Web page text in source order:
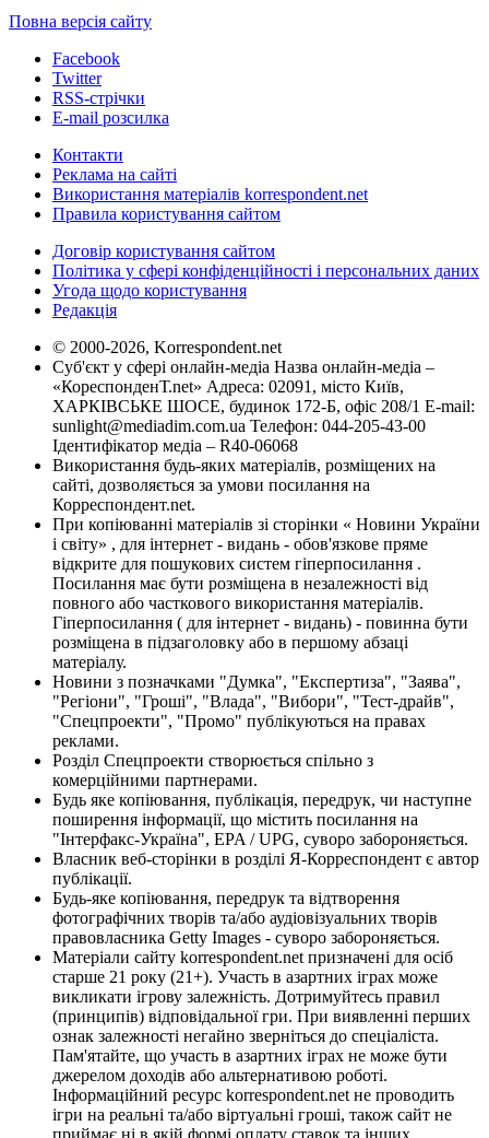
Повна версія сайту
Facebook
Twitter
RSS-стрічки
E-mail розсилка
Контакти
Реклама на сайті
Використання матеріалів korrespondent.net
Правила користування сайтом
Договір користування сайтом
Політика у сфері конфіденційності і персональних даних
Угода щодо користування
Редакція
© 2000-2026, Korrespondent.net
Суб'єкт у сфері онлайн-медіа Назва онлайн-медіа –
«КореспонденТ.net» Адреса: 02091, місто Київ,
ХАРКІВСЬКЕ ШОСЕ, будинок 172-Б, офіс 208/1 E-mail:
sunlight@mediadim.com.ua Телефон: 044-205-43-00
Ідентифікатор медіа – R40-06068
Використання будь-яких матеріалів, розміщених на
сайті, дозволяється за умови посилання на
Корреспондент.net.
При копіюванні матеріалів зі сторінки « Новини України
і світу» , для інтернет - видань - обов'язкове пряме
відкрите для пошукових систем гіперпосилання .
Посилання має бути розміщена в незалежності від
повного або часткового використання матеріалів.
Гіперпосилання ( для інтернет - видань) - повинна бути
розміщена в підзаголовку або в першому абзаці
матеріалу.
Новини з позначками "Думка", "Експертиза", "Заява",
"Регіони", "Гроші", "Влада", "Вибори", "Тест-драйв",
"Спецпроекти", "Промо" публікуються на правах
реклами.
Розділ Спецпроекти створюється спільно з
комерційними партнерами.
Будь яке копіювання, публікація, передрук, чи наступне
поширення інформації, що містить посилання на
"Інтерфакс-Україна", EPA / UPG, суворо забороняється.
Власник веб-сторінки в розділі Я-Корреспондент є автор
публікації.
Будь-яке копіювання, передрук та відтворення
фотографічних творів та/або аудіовізуальних творів
правовласника Getty Images - суворо забороняється.
Матеріали сайту korrespondent.net призначені для осіб
старше 21 року (21+). Участь в азартних іграх може
викликати ігрову залежність. Дотримуйтесь правил
(принципів) відповідальної гри. При виявленні перших
ознак залежності негайно зверніться до спеціаліста.
Пам'ятайте, що участь в азартних іграх не може бути
джерелом доходів або альтернативою роботі.
Інформаційний ресурс korrespondent.net не проводить
ігри на реальні та/або віртуальні гроші, також сайт не
приймає ні в якій формі оплату ставок та інших